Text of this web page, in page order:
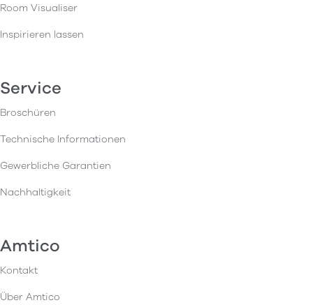
Room Visualiser
Inspirieren lassen
Service
Broschüren
Technische Informationen
Gewerbliche Garantien
Nachhaltigkeit
Amtico
Kontakt
Über Amtico